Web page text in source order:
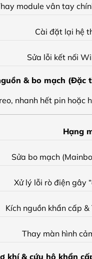
module vân tay
Cài đặt lại hệ
Sửa lỗi kết nối
& bo mạch (Đặc
nhanh hết pin hoặc
Hạng
Sửa bo mạch
Xử lý lỗi rò điện gây
Kích nguồn khẩn cấp
Thay màn hình
khí & cứu hộ khẩn